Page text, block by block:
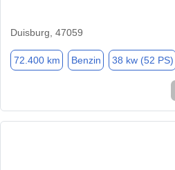
Duisburg, 47059
72.400 km Benzin 38 kw (52 PS)